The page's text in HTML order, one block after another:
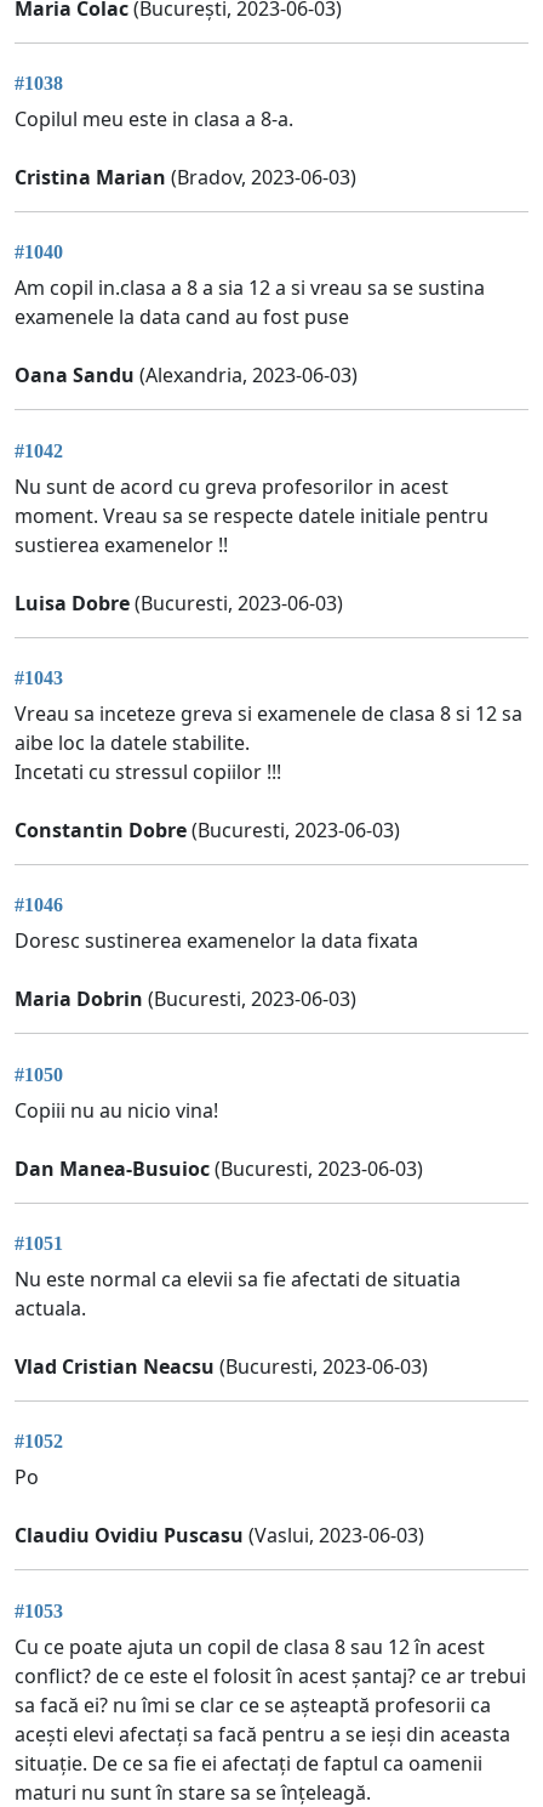
Maria Colac(București, 2023-06-03)
#1038
Copilul meu este in clasa a 8-a.
Cristina Marian (Bradov, 2023-06-03)
#1040
Am copil in.clasa a 8 a sia 12 a si vreau sa se sustina
examenele la data cand au fost puse
Oana Sandu (Alexandria, 2023-06-03)
#1042
Nu sunt de acord cu greva profesorilor in acest
moment. Vreau sa se respecte datele initiale pentru
sustierea examenelor !!
Luisa Dobre(Bucuresti, 2023-06-03)
#1043
Vreau sa inceteze greva si examenele de clasa 8 si 12 sa
aibe loc la datele stabilite.
Incetati cu stressul copiilor !!!
Constantin Dobre(Bucuresti, 2023-06-03)
#1046
Doresc sustinerea examenelor la data fixata
Maria Dobrin (Bucuresti, 2023-06-03)
#1050
Copiii nu au nicio vina!
Dan Manea-Busuioc(Bucuresti, 2023-06-03)
#1051
Nu este normal ca elevii sa fie afectati de situatia
actuala.
Vlad Cristian Neacsu (Bucuresti, 2023-06-03)
#1052
Po
Claudiu Ovidiu Puscasu (Vaslui, 2023-06-03)
#1053
Cu ce poate ajuta un copil de clasa 8 sau 12 în acest
conflict? de ce este el folosit în acest șantaj? ce ar trebui
sa facă ei? nu îmi se clar ce se așteaptă profesorii ca
acești elevi afectați sa facă pentru a se ieși din aceasta
situație. De ce sa fie ei afectați de faptul ca oamenii
maturi nu sunt în stare sa se înțeleagă.